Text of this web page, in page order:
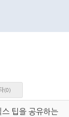
(0)
팁을 공유하는